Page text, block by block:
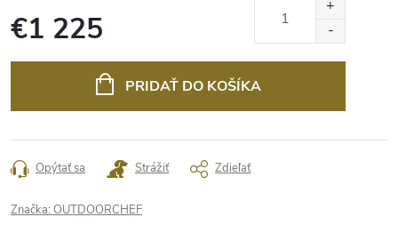
€1 225
PRIDAŤ DO KOŠÍKA
Opýtať sa Strážiť Zdieľať
Značka: OUTDOORCHEF